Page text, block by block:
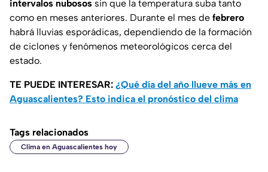
intervalos nubosos sin que la temperatura suba tanto
como en meses anteriores. Durante el mes de febrero
habrá lluvias esporádicas, dependiendo de la formación
de ciclones y fenómenos meteorológicos cerca del
estado.
TE PUEDE INTERESAR: ¿Qué día del año llueve más en
Aguascalientes? Esto indica el pronóstico del clima
Tags relacionados
Clima en Aguascalientes hoy